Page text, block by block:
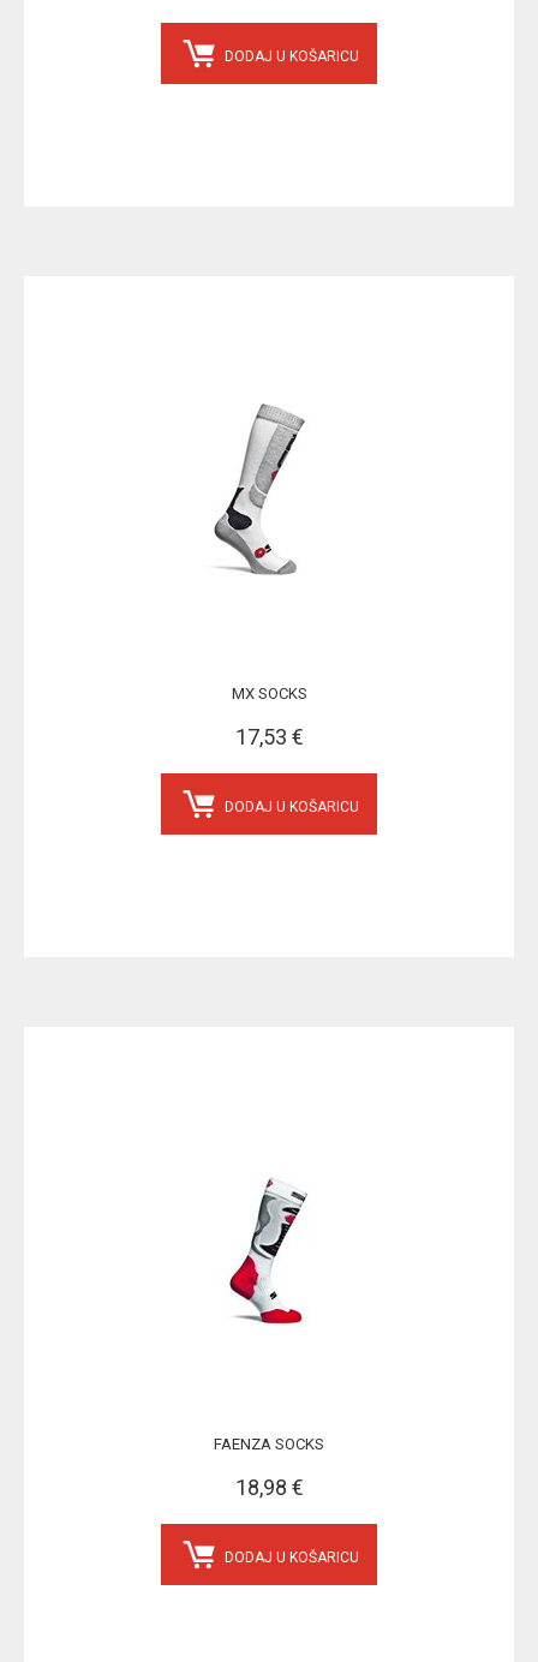
DODAJ U KOŠARICU
MX SOCKS
17,53 €
DODAJ U KOŠARICU
FAENZA SOCKS
18,98 €
DODAJ U KOŠARICU